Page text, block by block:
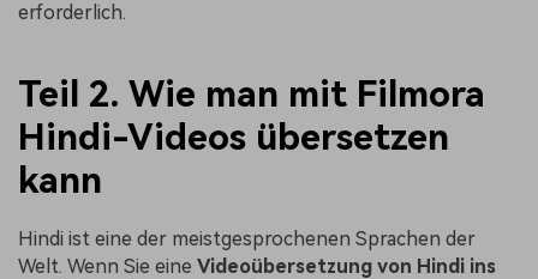
erforderlich.
Teil 2. Wie man mit Filmora
Hindi-Videos übersetzen
kann
Hindi ist eine der meistgesprochenen Sprachen der
Welt. Wenn Sie eine Videoübersetzung von Hindi ins